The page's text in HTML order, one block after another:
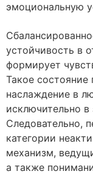
эмоциональную
устойчивость в
формирует
Такое состояние
наслаждение в
исключительно
Следовательно,
категории
механизм,
а также